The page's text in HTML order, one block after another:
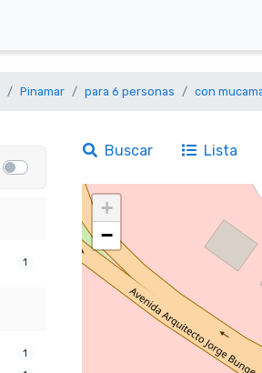
Pinamar para 6 personas con
1
1
Buscar Lista
+
−